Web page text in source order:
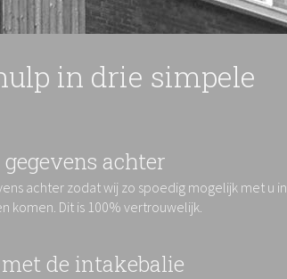
in drie simpele
achter
achter zodat wij zo spoedig mogelijk met u in
komen. Dit is 100% vertrouwelijk.
de intakebalie